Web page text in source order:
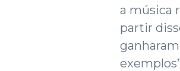
a música
partir